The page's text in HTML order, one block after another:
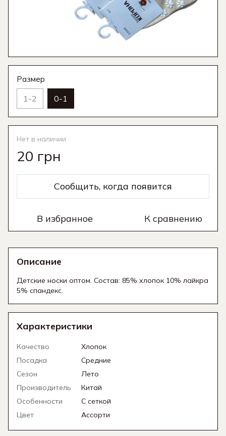
Размер
1-2 0-1
Нет в наличии
20 грн
Сообщить, когда появится
В избранное К сравнению
Описание
Детские носки оптом. Состав: 85% хлопок 10% лайкра
5% спандекс.
Характеристики
Качество
Хлопок
Посадка
Средние
Сезон
Лето
Производитель
Китай
Особенности
С сеткой
Цвет
Ассорти